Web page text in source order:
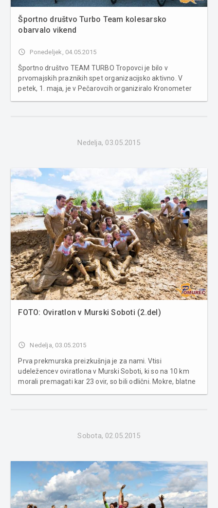
Športno društvo Turbo Team kolesarsko
obarvalo vikend
access_time Ponedeljek, 04.05.2015
Športno društvo TEAM TURBO Tropovci je bilo v
prvomajskih praznikih spet organizacijsko aktivno. V
petek, 1. maja, je v Pečarovcih organiziralo Kronometer
Nedelja, 03.05.2015
FOTO: Oviratlon v Murski Soboti (2.del)
access_time Nedelja, 03.05.2015
Prva prekmurska preizkušnja je za nami. Vtisi
udeležencev oviratlona v Murski Soboti, ki so na 10 km
morali premagati kar 23 ovir, so bili odlični. Mokre, blatne
Sobota, 02.05.2015